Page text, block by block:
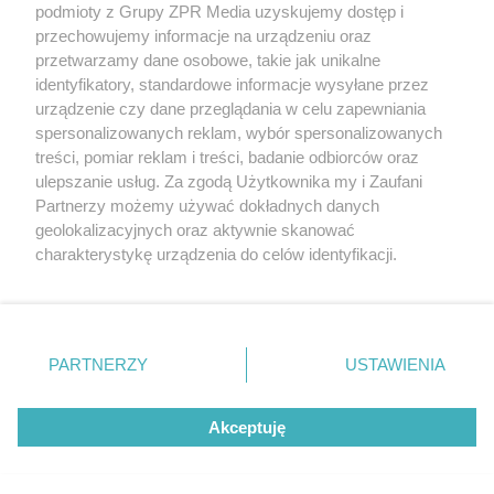
rozpowszechniany lub dalej rozpowszechniany w jakikolwiek
sposób (w tym także elektroniczny lub mechaniczny) na
jakimkolwiek polu eksploatacji w jakiejkolwiek formie, włącznie z
umieszczaniem w Internecie bez pisemnej zgody właściciela praw.
Jakiekolwiek użycie lub wykorzystanie utworów w całości lub w
części z naruszeniem prawa, tzn. bez właściwej zgody, jest
zabronione pod groźbą kary i może być ścigane prawnie.
podmioty z Grupy ZPR Media uzyskujemy dostęp i
przechowujemy informacje na urządzeniu oraz
przetwarzamy dane osobowe, takie jak unikalne
identyfikatory, standardowe informacje wysyłane przez
urządzenie czy dane przeglądania w celu zapewniania
spersonalizowanych reklam, wybór spersonalizowanych
treści, pomiar reklam i treści, badanie odbiorców oraz
ulepszanie usług. Za zgodą Użytkownika my i Zaufani
Partnerzy możemy używać dokładnych danych
geolokalizacyjnych oraz aktywnie skanować
charakterystykę urządzenia do celów identyfikacji.
zmienić/wycofać klikając przycisk ustawień prywatności
znajdujący się w lewym dolnym rogu strony
rodzaje przetwarzania danych nie wymagają zgody
użytkownika, ale masz prawo sprzeciwić się takiemu
przetwarzaniu. Preferencje będą miały zastosowanie tylko
PARTNERZY USTAWIENIA
Akceptuję